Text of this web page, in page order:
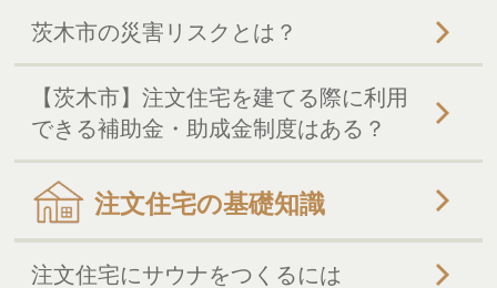
茨木市の災害リスクとは？
【茨木市】注文住宅を建てる際に利用
できる補助金・助成金制度はある？
注文住宅の基礎知識
注文住宅にサウナをつくるには